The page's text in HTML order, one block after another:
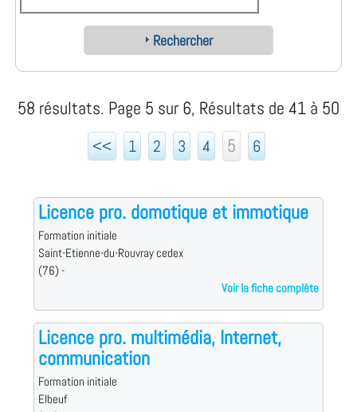
Rechercher
58 résultats. Page 5 sur 6, Résultats de 41 à 50
<< 1 2 3 4 5 6
Licence pro. domotique et immotique
Formation initiale
Saint-Etienne-du-Rouvray cedex
(76) -
Voir la fiche complète
Licence pro. multimédia, Internet,
communication
Formation initiale
Elbeuf